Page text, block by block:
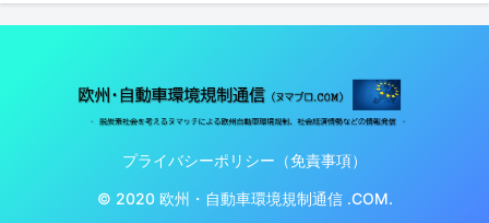
プライバシーポリシー（免責事項）
© 2020 欧州・自動車環境規制通信 .COM.